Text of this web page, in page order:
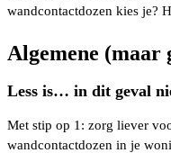
wandcontactdozen kies je?
Algemene (maar
Less is… in dit geval
Met stip op 1: zorg liever
wandcontactdozen in je